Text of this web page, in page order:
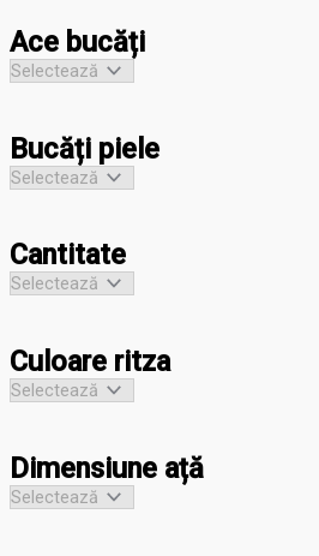
Ace bucăți
Bucăți piele
Cantitate
Culoare ritza
Dimensiune ață